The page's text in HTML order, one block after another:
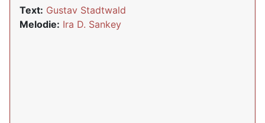
Text: Gustav Stadtwald
Melodie: Ira D. Sankey